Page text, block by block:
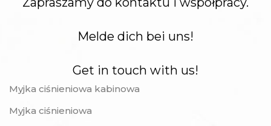
Melde dich bei uns!
Get in touch with us!
Myjka ciśnieniowa kabinowa
Myjka ciśnieniowa